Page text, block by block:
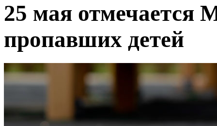
25 мая отмечается
пропавших детей